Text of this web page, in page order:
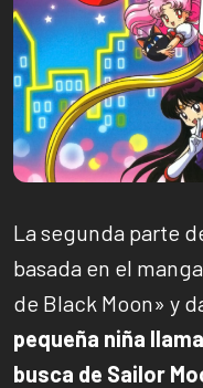
La segunda parte
basada en el
de Black Moon» y
pequeña niña
busca de Sailor